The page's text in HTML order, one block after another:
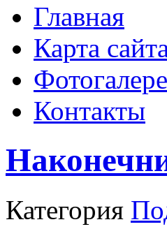
Главная
Карта
Контакты
Категория